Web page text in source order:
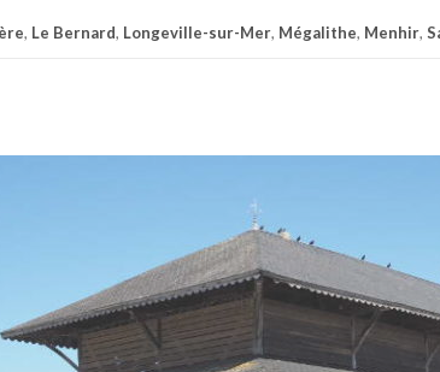
, Le Bernard, Longeville-sur-Mer, Mégalithe, Menhir,